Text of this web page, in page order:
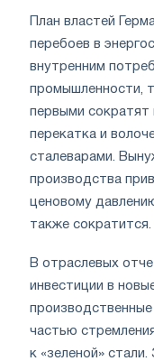
План властей
перебоев в
внутренним
промышленности,
первыми сократят
перекатка и
сталеварами.
производства
ценовому
также сократится.
В отраслевых
инвестиции в
частью
к «зеленой»